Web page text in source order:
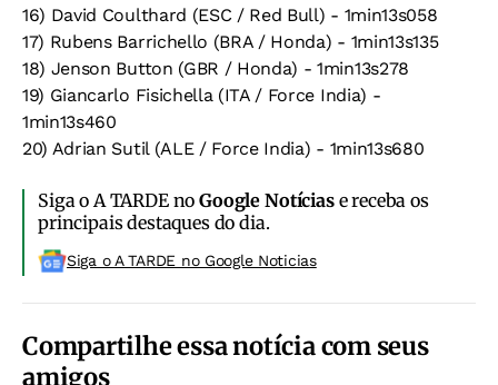
16) David Coulthard (ESC / Red Bull) - 1min13s058
17) Rubens Barrichello (BRA / Honda) - 1min13s135
18) Jenson Button (GBR / Honda) - 1min13s278
19) Giancarlo Fisichella (ITA / Force India) -
1min13s460
20) Adrian Sutil (ALE / Force India) - 1min13s680
Siga o A TARDE noGoogle Notíciase receba os
principais destaques do dia.
Siga o A TARDE no Google Noticias
Compartilhe essa notícia com seus
amigos